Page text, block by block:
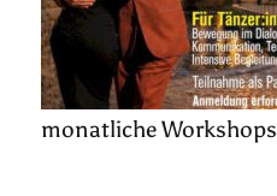
monatliche Workshops